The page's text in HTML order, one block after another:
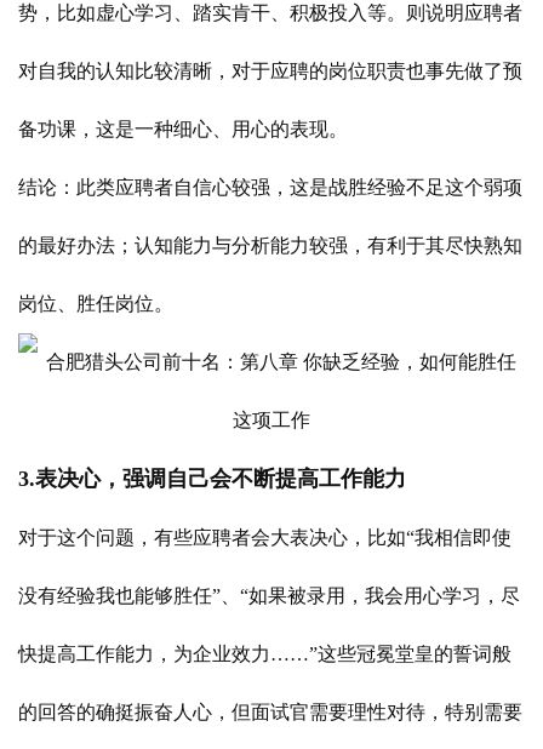
势，比如虚心学习、踏实肯干、积极投入等。则说明应聘者
对自我的认知比较清晰，对于应聘的岗位职责也事先做了预
备功课，这是一种细心、用心的表现。
结论：此类应聘者自信心较强，这是战胜经验不足这个弱项
的最好办法；认知能力与分析能力较强，有利于其尽快熟知
岗位、胜任岗位。
3.表决心，强调自己会不断提高工作能力
对于这个问题，有些应聘者会大表决心，比如“我相信即使
没有经验我也能够胜任”、“如果被录用，我会用心学习，尽
快提高工作能力，为企业效力……”这些冠冕堂皇的誓词般
的回答的确挺振奋人心，但面试官需要理性对待，特别需要